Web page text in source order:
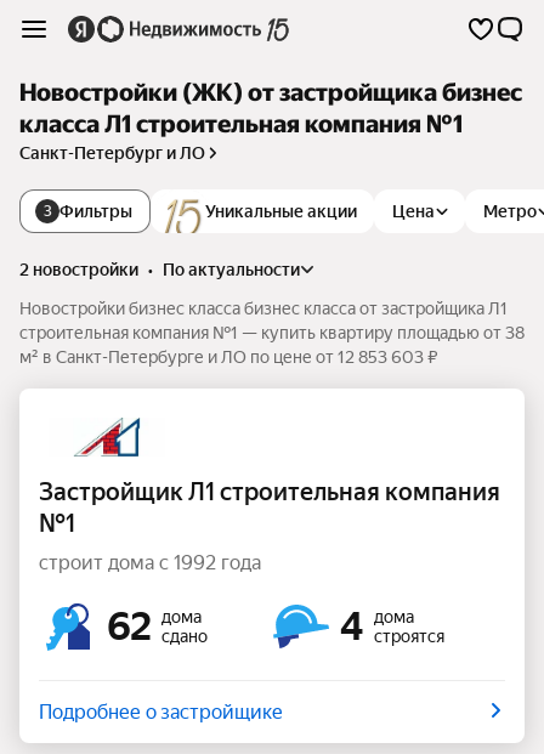
Новостройки (ЖК) от застройщика бизнес
класса Л1 cтроительная компания №1
Санкт-Петербург и ЛО
3 Фильтры Уникальные акции Цена Метро
2 новостройки •
по актуальности
Новостройки бизнес класса бизнес класса от застройщика Л1
cтроительная компания №1 — купить квартиру площадью от 38
м² в Санкт-Петербурге и ЛО по цене от 12 853 603 ₽
Застройщик Л1 cтроительная компания
№1
строит дома с 1992 года
62
дома
сдано
4
дома
строятся
Подробнее о застройщике